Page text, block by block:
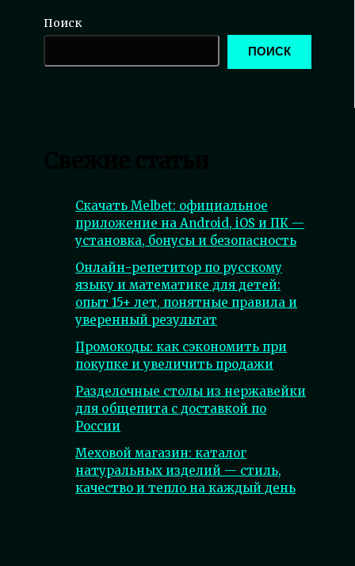
Поиск
ПОИСК
Скачать Melbet: официальное
приложение на Android, iOS и ПК —
установка, бонусы и безопасность
Онлайн-репетитор по русскому
языку и математике для детей:
опыт 15+ лет, понятные правила и
уверенный результат
Промокоды: как сэкономить при
покупке и увеличить продажи
Разделочные столы из нержавейки
для общепита с доставкой по
России
Меховой магазин: каталог
натуральных изделий — стиль,
качество и тепло на каждый день